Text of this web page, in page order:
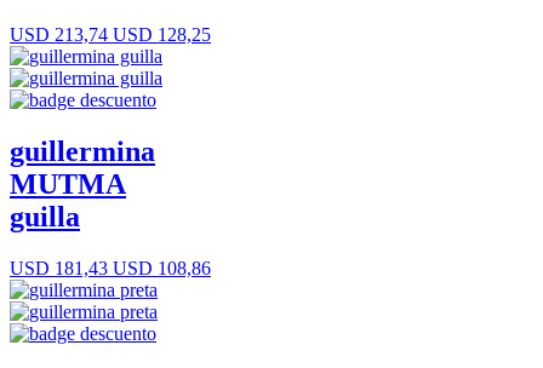
USD 213,74 USD 128,25
guillermina
MUTMA
guilla
USD 181,43 USD 108,86